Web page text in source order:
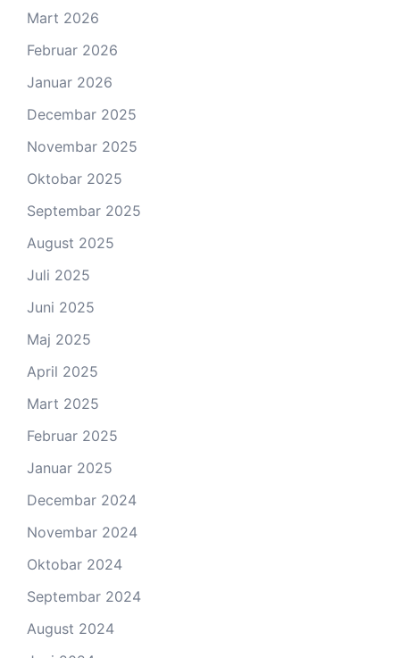
Mart 2026
Februar 2026
Januar 2026
Decembar 2025
Novembar 2025
Oktobar 2025
Septembar 2025
August 2025
Juli 2025
Juni 2025
Maj 2025
April 2025
Mart 2025
Februar 2025
Januar 2025
Decembar 2024
Novembar 2024
Oktobar 2024
Septembar 2024
August 2024